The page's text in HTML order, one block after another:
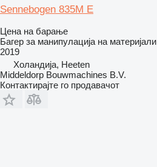
Sennebogen 835M E
Цена на барање
Багер за манипулација на материјали
2019
Холандија, Heeten
Middeldorp Bouwmachines B.V.
Контактирајте го продавачот